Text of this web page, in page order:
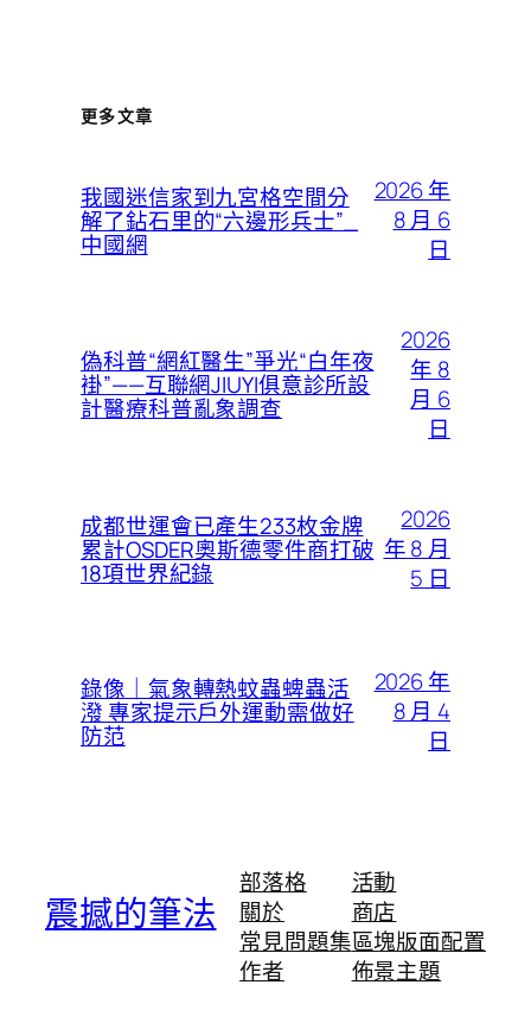
更多文章
我國迷信家到九宮格空間分
解了鉆石里的“六邊形兵士”_
中國網
2026 年
8 月 6
日
偽科普“網紅醫生”爭光“白年夜
褂”——互聯網JIUYI俱意診所設
計醫療科普亂象調查
2026
年 8
月 6
日
成都世運會已產生233枚金牌
累計OSDER奧斯德零件商打破
18項世界紀錄
2026
年 8 月
5 日
錄像｜氣象轉熱蚊蟲蜱蟲活
潑 專家提示戶外運動需做好
防范
2026 年
8 月 4
日
震撼的筆法
部落格
關於
常見問題集
作者
活動
商店
區塊版面配置
佈景主題